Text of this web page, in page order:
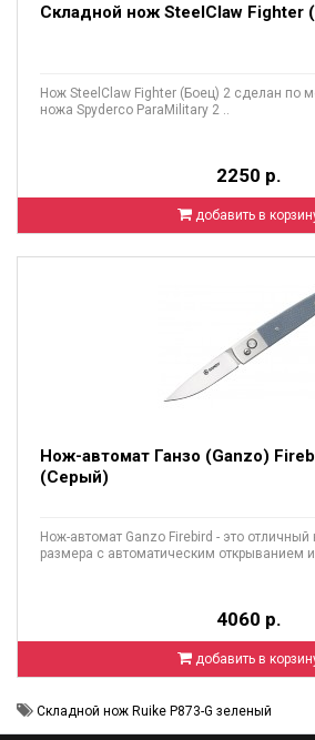
Складной нож SteelClaw Fighter
Нож SteelClaw Fighter (Боец) 2 сделан по
ножа Spyderco ParaMilitary 2 ..
2250 р.
добавить в
Нож-автомат Ганзо (Ganzo)
(Серый)
Нож-автомат Ganzo Firebird - это
размера с автоматическим открыванием
4060 р.
добавить в
Складной нож Ruike P873-G зеленый